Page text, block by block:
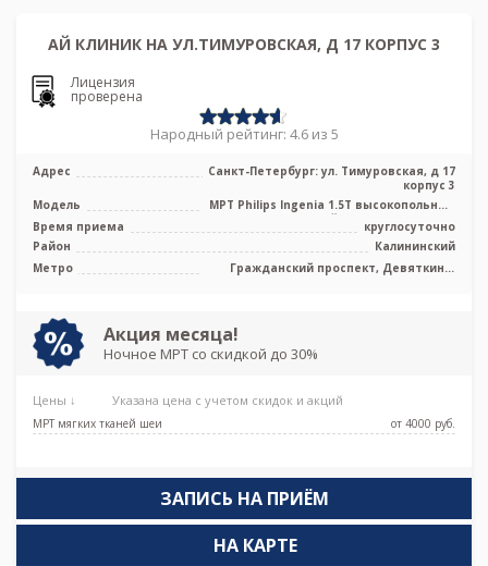
АЙ КЛИНИК НА УЛ.ТИМУРОВСКАЯ, Д 17 КОРПУС 3
Лицензия
проверена
Народный рейтинг: 4.6 из 5
Адрес
Санкт-Петербург: ул. Тимуровская, д 17
корпус 3
Модель
МРТ Philips Ingenia 1.5T высокопольный
полуоткрытый тип, КТ Philips In ...
Время приема
круглосуточно
Район
Калининский
Метро
Гражданский проспект, Девяткино,
Акция месяца!
Ночное МРТ со скидкой до 30%
Цены ↓ Указана цена с учетом скидок и акций
МРТ мягких тканей шеи от 4000 pуб.
ЗАПИСЬ НА ПРИЁМ
НА КАРТЕ